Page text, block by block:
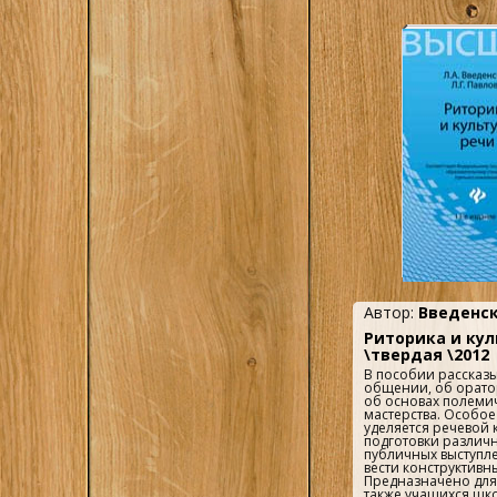
Цицерон
Черчилль У.
Шахиджанян Вл.
Шелл, Мусса
причиной путаной
отсутствия. Автор
возможную
подробно.Вы
говорить в любых
и получать от
сможете перестать
перед публикой.
человеку, не равно,
сотне.Книга
владеть собой,
научиться
и страх.Речь –
общения, и
искусством
настоящее
Автор:
Риторика и
\твердая \2012
В пособии
общении, об
об основах
мастерства.
уделяется речевой
подготовки
публичных
вести
Предназначено для